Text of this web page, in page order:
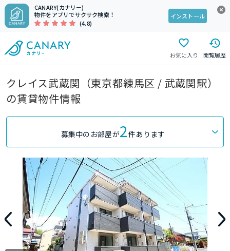
CANARY(カナリー)
物件をアプリでサクサク検索！
(4.8)
インストール
お気に入り 閲覧履歴
クレイス武蔵関（東京都練馬区 / 武蔵関駅）
の賃貸物件情報
募集中のお部屋が2件あります